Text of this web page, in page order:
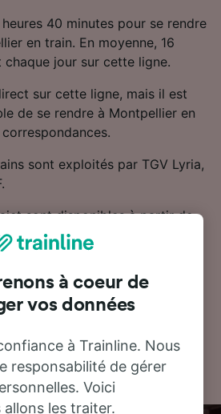
40 minutes pour se rendre
en train. En moyenne, 16
jour sur cette ligne.
sur cette ligne, mais il est
de se rendre à Montpellier en
sont exploités par TGV Lyria,
sont disponibles à partir de
acheter des billets de
vous recommande de
voyage est l'endroit idéal pour
billets et les tarifs les moins
à coeur de
vos données
à Trainline. Nous
responsabilité de gérer
Voici
les traiter.